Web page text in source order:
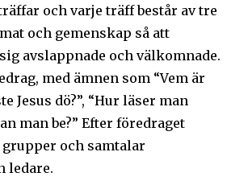
och varje träff består av tre
och gemenskap så att
avslappnade och välkomnade.
med ämnen som “Vem är
Jesus dö?”, “Hur läser man
man be?” Efter föredraget
och samtalar
ledare.